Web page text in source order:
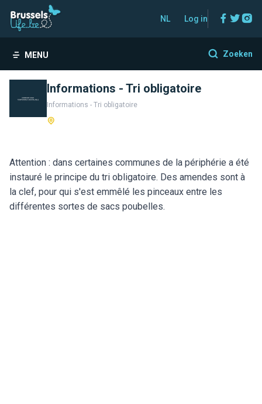
NL Log in
MENU Zoeken
Informations - Tri obligatoire
Informations - Tri obligatoire
Attention : dans certaines communes de la périphérie a été
instauré le principe du tri obligatoire. Des amendes sont à
la clef, pour qui s'est emmêlé les pinceaux entre les
différentes sortes de sacs poubelles.